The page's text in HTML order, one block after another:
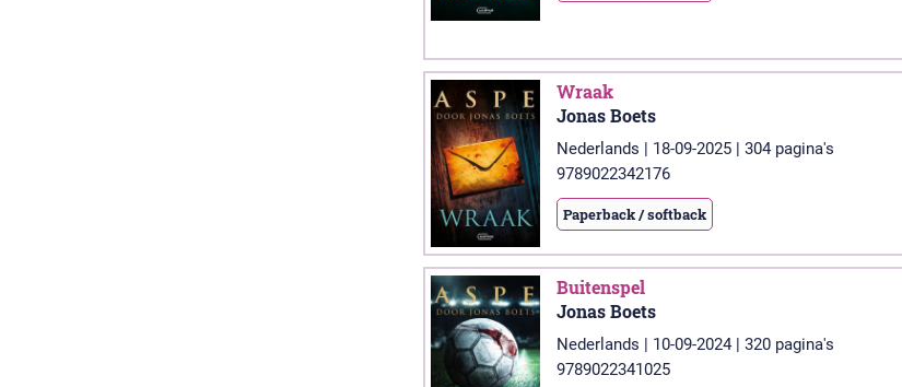
Wraak
Jonas Boets
Nederlands | 18-09-2025 | 304 pagina's
9789022342176
Paperback / softback
Buitenspel
Jonas Boets
Nederlands | 10-09-2024 | 320 pagina's
9789022341025